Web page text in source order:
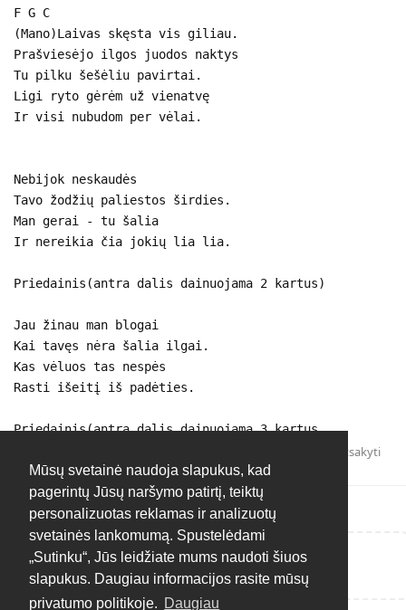
Mūsų svetainė naudoja slapukus, kad
pagerintų Jūsų naršymo patirtį, teiktų
personalizuotas reklamas ir analizuotų
svetainės lankomumą. Spustelėdami
„Sutinku“, Jūs leidžiate mums naudoti šiuos
slapukus. Daugiau informacijos rasite mūsų
privatumo politikoje. Daugiau
F G C
(Mano)Laivas skęsta vis giliau.
Prašviesėjo ilgos juodos naktys
Tu pilku šešėliu pavirtai.
Ligi ryto gėrėm už vienatvę
Ir visi nubudom per vėlai.
Nebijok neskaudės
Tavo žodžių paliestos širdies.
Man gerai - tu šalia
Ir nereikia čia jokių lia lia.
Priedainis(antra dalis dainuojama 2 kartus)
Jau žinau man blogai
Kai tavęs nėra šalia ilgai.
Kas vėluos tas nespės
Rasti išeitį iš padėties.
Priedainis(antra dalis dainuojama 3 kartus
Atsakyti
Rašyti atsakymą...